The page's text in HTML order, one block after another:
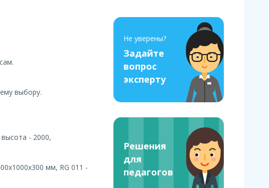
Не уверены?
Задайте
вопрос
эксперту
Решения
для
педагогов
выбору.
- 2000,
мм, RG 011 -